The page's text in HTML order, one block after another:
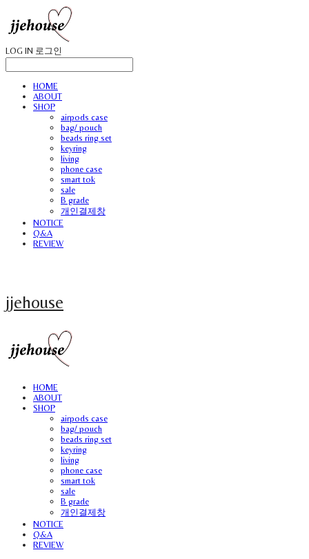
LOG IN 로그인
HOME
ABOUT
SHOP
airpods case
bag/ pouch
beads ring set
keyring
living
phone case
smart tok
sale
B grade
개인결제창
NOTICE
Q&A
REVIEW
jjehouse
HOME
ABOUT
SHOP
airpods case
bag/ pouch
beads ring set
keyring
living
phone case
smart tok
sale
B grade
개인결제창
NOTICE
Q&A
REVIEW